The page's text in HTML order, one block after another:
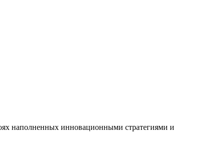
наполненных инновационными стратегиями и